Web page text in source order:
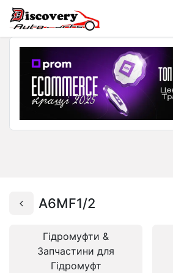
A6MF1/2
Гідромуфти &
Запчастини для
Гідромуфт